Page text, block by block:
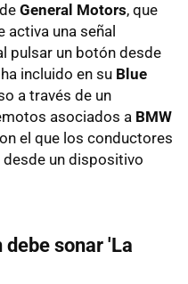
de General Motors, que
activa una señal
pulsar un botón desde
ha incluido en su Blue
a través de un
asociados a BMW
el que los conductores
un dispositivo
debe sonar 'La